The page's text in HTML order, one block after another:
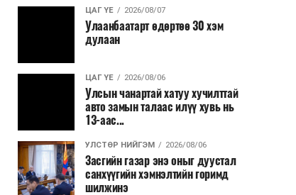
ЦАГ ҮЕ 2026/08/07
Улаанбаатарт өдөртөө 30 хэм
дулаан
ЦАГ ҮЕ 2026/08/06
Улсын чанартай хатуу хучилттай
авто замын талаас илүү хувь нь
13-аас...
УЛСТӨР НИЙГЭМ 2026/08/06
Засгийн газар энэ оныг дуустал
санхүүгийн хэмнэлтийн горимд
шилжинэ